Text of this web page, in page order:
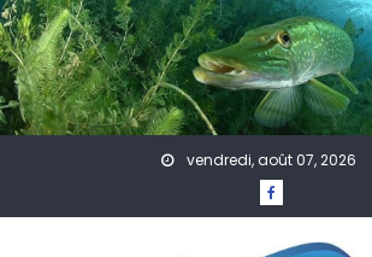
Skip to content
vendredi, août 07, 2026